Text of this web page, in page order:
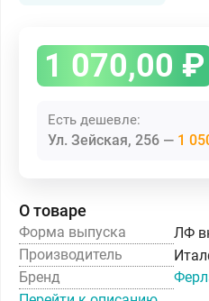
1 070,00 ₽
Есть дешевле:
Ул. Зейская, 256 1
О товаре
Форма выпуска
ЛФ
Производитель
Бренд